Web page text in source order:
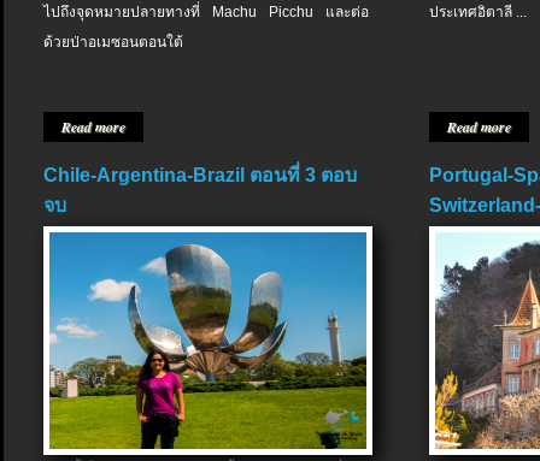
ไปถึงจุดหมายปลายทางที่ Machu Picchu และต่อ
ด้วยป่าอเมซอนตอนใต้
Read more
ประเทศอิตาลี ...
Read more
Chile-Argentina-Brazil ตอนที่ 3 ตอบ
จบ
Portugal-